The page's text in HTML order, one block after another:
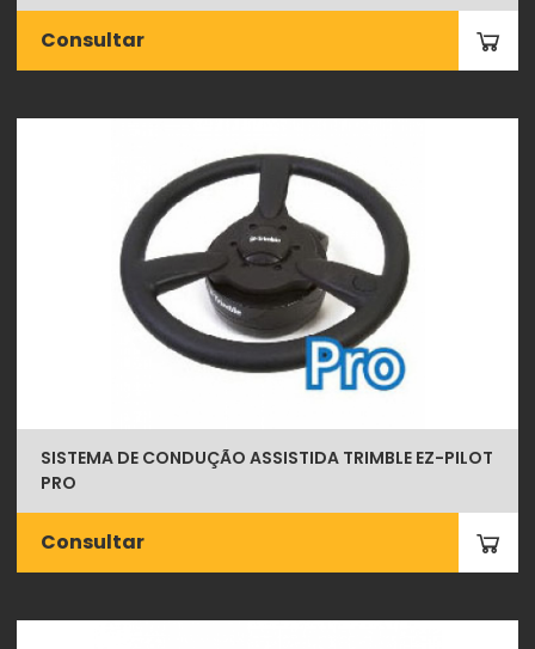
Consultar
SISTEMA DE CONDUÇÃO ASSISTIDA TRIMBLE EZ-PILOT
PRO
Consultar